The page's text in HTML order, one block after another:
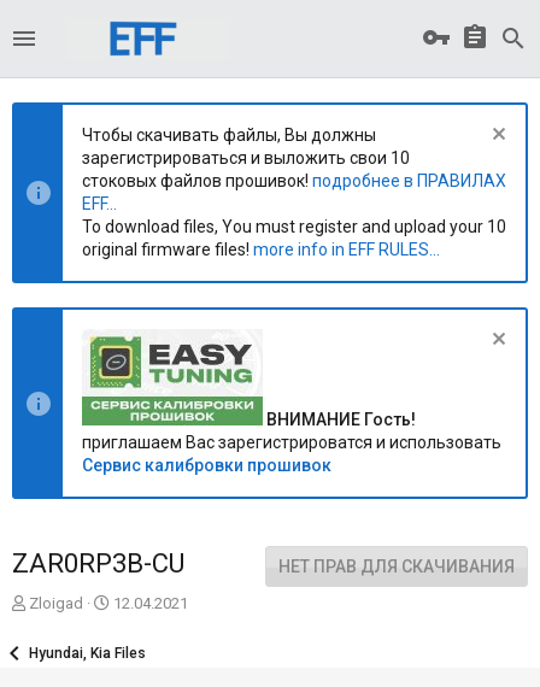
Чтобы скачивать файлы, Вы должны
зарегистрироваться и выложить свои 10
стоковых файлов прошивок! подробнее в ПРАВИЛАХ
EFF...
To download files, You must register and upload your 10
original firmware files! more info in EFF RULES...
ВНИМАНИЕ Гость!
приглашаем Вас зарегистрироватся и использовать
Сервис калибровки прошивок
ZAR0RP3B-CU НЕТ ПРАВ ДЛЯ СКАЧИВАНИЯ
А
т
Zloigad
Д
т
12.04.2021
Hyundai, Kia Files